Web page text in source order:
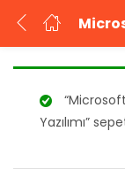
Kullanıcı adınızı
Yazılımı”